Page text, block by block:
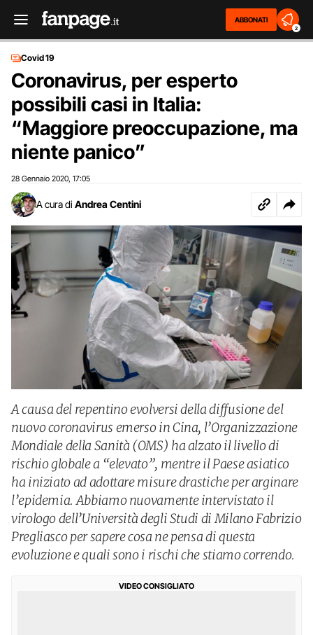
ABBONATI
2
Covid 19
Coronavirus, per esperto
possibili casi in Italia:
“Maggiore preoccupazione, ma
niente panico”
28 Gennaio 2020 17:05
A cura di Andrea Centini
A causa del repentino evolversi della diffusione del
nuovo coronavirus emerso in Cina, l’Organizzazione
Mondiale della Sanità (OMS) ha alzato il livello di
rischio globale a “elevato”, mentre il Paese asiatico
ha iniziato ad adottare misure drastiche per arginare
l’epidemia. Abbiamo nuovamente intervistato il
virologo dell’Università degli Studi di Milano Fabrizio
Pregliasco per sapere cosa ne pensa di questa
evoluzione e quali sono i rischi che stiamo correndo.
VIDEO CONSIGLIATO